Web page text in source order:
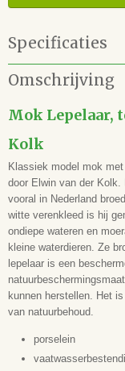
Specificaties
Productcode
64.120.885
EAN code
5051054205885
Opdruk
Lepelaar
Hoogte
84 mm
Diameter
83 mm
Breedte (incl. oor)
112 mm
Inhoud
275 ml
Omschrijving
Mok Lepelaar,
Kolk
Klassiek model mok
door Elwin van der Kolk.
vooral in Nederland
witte verenkleed is hij
ondiepe wateren en
kleine waterdieren. Ze
lepelaar is een
kunnen herstellen. Het
van natuurbehoud.
porselein